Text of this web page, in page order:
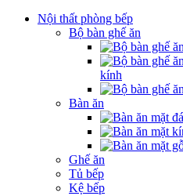
Nội thất phòng bếp
Bộ bàn ghế ăn
kính
Bàn ăn
Ghế ăn
Tủ bếp
Kệ bếp